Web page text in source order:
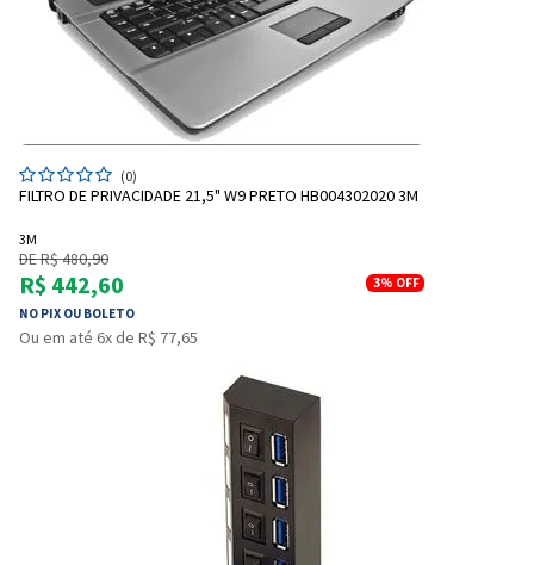
Entrega Flash
Cartão de crédito
Pagamento via Pix
Retire na Loja
(0)
FILTRO DE PRIVACIDADE 21,5" W9 PRETO HB004302020 3M
3M
DE R$ 480,90
R$ 442,60
NO PIX OU BOLETO
3% OFF
Ou em até 6x de R$ 77,65